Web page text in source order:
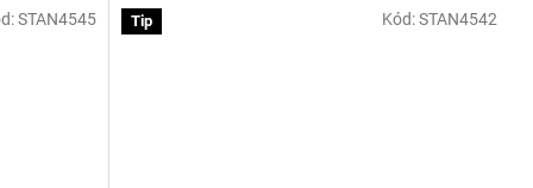
hvězdiček.
STAN4545 Tip Kód:STAN4542